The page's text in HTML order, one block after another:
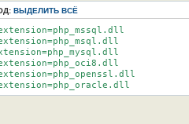
ВЫДЕЛИТЬ ВСЁ